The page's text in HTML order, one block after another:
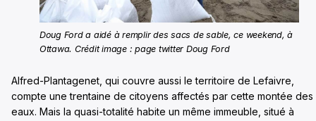
Doug Ford a aidé à remplir des sacs de sable, ce weekend, à
Ottawa. Crédit image : page twitter Doug Ford
Alfred-Plantagenet, qui couvre aussi le territoire de Lefaivre,
compte une trentaine de citoyens affectés par cette montée des
eaux. Mais la quasi-totalité habite un même immeuble, situé à